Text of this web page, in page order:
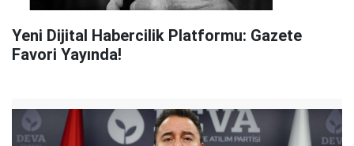
Yeni Dijital Habercilik Platformu: Gazete
Favori Yayında!